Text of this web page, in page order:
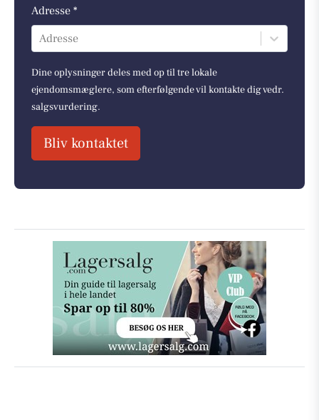
Adresse *
Adresse
Dine oplysninger deles med op til tre lokale
ejendomsmæglere, som efterfølgende vil kontakte dig vedr.
salgsvurdering.
Bliv kontaktet